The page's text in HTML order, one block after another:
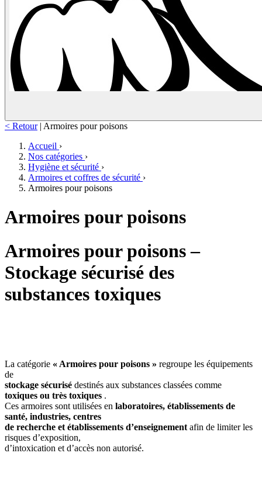
< Retour | Armoires pour poisons
Accueil ›
Nos catégories ›
Hygiène et sécurité ›
Armoires et coffres de sécurité ›
Armoires pour poisons
Armoires pour poisons
Armoires pour poisons –
Stockage sécurisé des
substances toxiques
La catégorie « Armoires pour poisons » regroupe les équipements
de
stockage sécurisé destinés aux substances classées comme
toxiques ou très toxiques .
Ces armoires sont utilisées en laboratoires, établissements de
santé, industries, centres
de recherche et établissements d’enseignement afin de limiter les
risques d’exposition,
d’intoxication et d’accès non autorisé.